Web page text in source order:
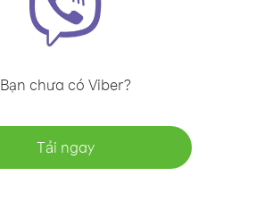
Bạn chưa có Viber?
Tải ngay